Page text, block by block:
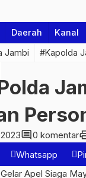
Daerah Kanal
Jambi #Kapolda
comment0 komentar
Whatsapp